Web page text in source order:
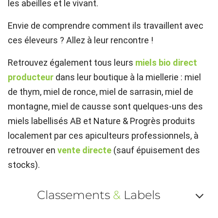
les abeilles et le vivant.
Envie de comprendre comment ils travaillent avec
ces éleveurs ? Allez à leur rencontre !
Retrouvez également tous leurs miels bio direct
producteur dans leur boutique à la miellerie : miel
de thym, miel de ronce, miel de sarrasin, miel de
montagne, miel de causse sont quelques-uns des
miels labellisés AB et Nature & Progrès produits
localement par ces apiculteurs professionnels, à
retrouver en vente directe (sauf épuisement des
stocks).
Classements &Labels